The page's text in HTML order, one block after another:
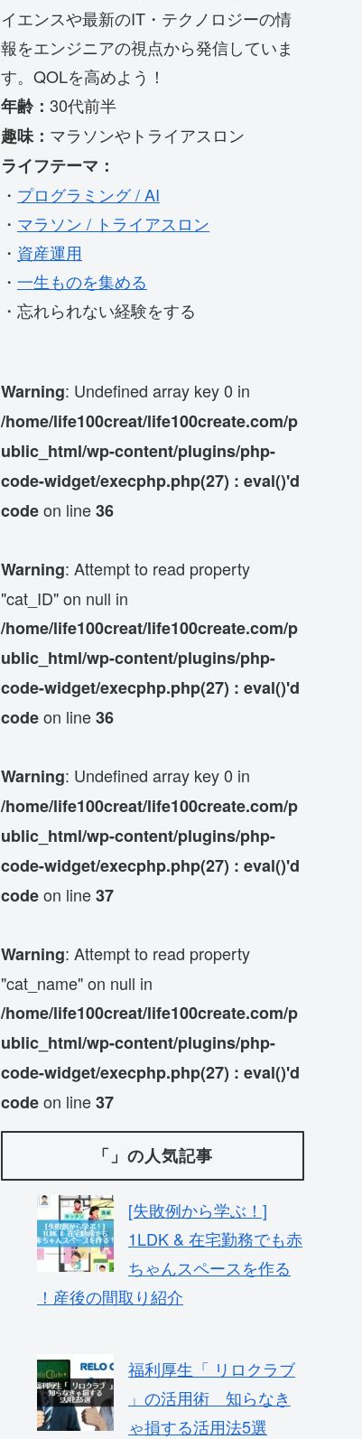
イエンスや最新のIT・テクノロジーの情
報をエンジニアの視点から発信していま
す。QOLを高めよう！
年齢： 30代前半
趣味： マラソンやトライアスロン
ライフテーマ：
・ プログラミング / AI
・ マラソン / トライアスロン
・ 資産運用
・ 一生ものを集める
・忘れられない経験をする
Warning: Undefined array key 0 in
/home/life100creat/life100create.com/p
ublic_html/wp-content/plugins/php-
code-widget/execphp.php(27) : eval()'d
codeon line36
Warning: Attempt to read property
"cat_ID" on null in
/home/life100creat/life100create.com/p
ublic_html/wp-content/plugins/php-
code-widget/execphp.php(27) : eval()'d
codeon line36
Warning: Undefined array key 0 in
/home/life100creat/life100create.com/p
ublic_html/wp-content/plugins/php-
code-widget/execphp.php(27) : eval()'d
codeon line37
Warning: Attempt to read property
"cat_name" on null in
/home/life100creat/life100create.com/p
ublic_html/wp-content/plugins/php-
code-widget/execphp.php(27) : eval()'d
codeon line37
「」の人気記事
[失敗例から学ぶ！]
1LDK & 在宅勤務でも赤
ちゃんスペースを作る
！産後の間取り紹介
福利厚生「 リロクラブ
」の活用術 知らなき
ゃ損する活用法5選